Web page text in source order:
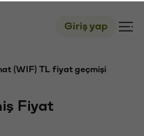
Giriş yap
(WIF) TL fiyat geçmişi
Fiyat